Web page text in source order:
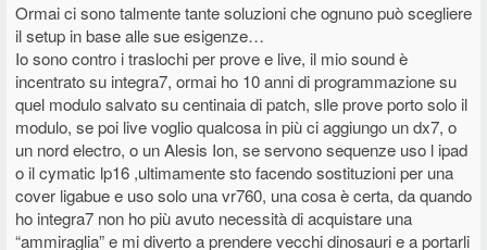
Ecco. In giro vedo utilizzare quasi esclusivamente Clavia, che sia
Nordstage o Nordelectro, abbinate talvolta a Hammond clone o
Yamaha Montage o appunto Korg Kronos. Non ho notato nessuno,
tra chi utilizza due tastiere, strumenti tipo Polybrute, Summit, Jupiter
X, Sledge, Prophet, mi fermo, spero di aver reso l'idea.
Chiaro che poi si utilizza un computer con i vari Mainstage, Ableton
etc...
Cioè, secondo voi chi usufruisce sei synth 'puri', solo in studio, solo
produttori, solo matti che a casa hanno 100 synth?
Korg ha ripreso in un certo senso a produrre anche versioni rack, ma
dal vivo chi si azzarderebbe a portare tipo una Kronos e seconda
tastiera Wavestate?
Grazie.
Ormai ci sono talmente tante soluzioni che ognuno può scegliere
il setup in base alle sue esigenze…
Io sono contro i traslochi per prove e live, il mio sound è
incentrato su integra7, ormai ho 10 anni di programmazione su
quel modulo salvato su centinaia di patch, slle prove porto solo il
modulo, se poi live voglio qualcosa in più ci aggiungo un dx7, o
un nord electro, o un Alesis Ion, se servono sequenze uso l ipad
o il cymatic lp16 ,ultimamente sto facendo sostituzioni per una
cover ligabue e uso solo una vr760, una cosa è certa, da quando
ho integra7 non ho più avuto necessità di acquistare una
“ammiraglia” e mi diverto a prendere vecchi dinosauri e a portarli